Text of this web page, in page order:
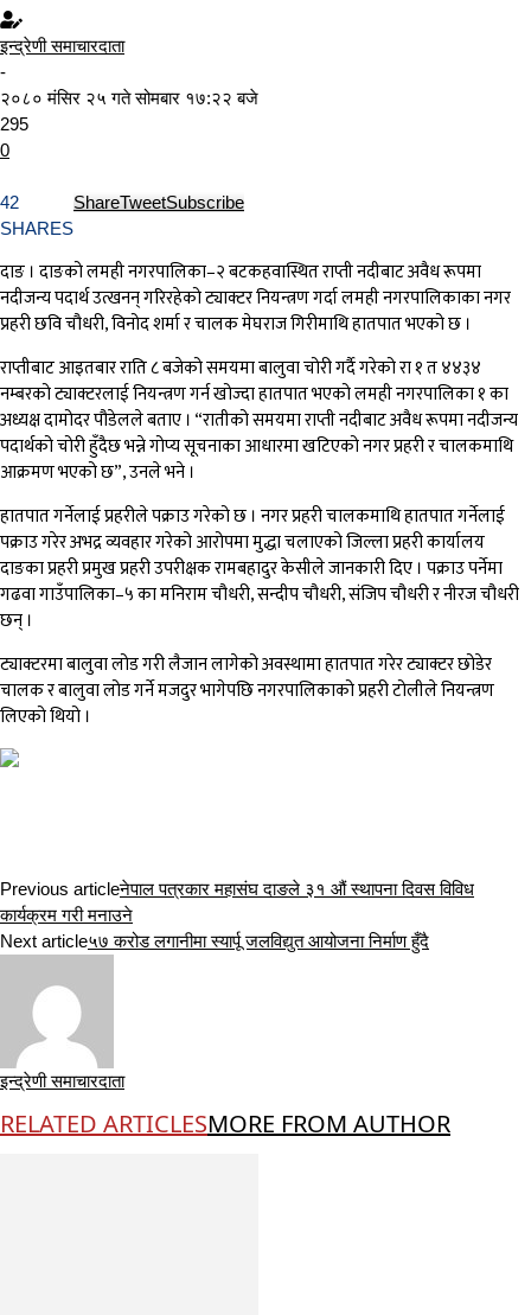
इन्द्रेणी समाचारदाता
-
२०८० मंसिर २५ गते सोमबार १७:२२ बजे
295
0
42
SHARES
ShareTweetSubscribe
दाङ । दाङको लमही नगरपालिका–२ बटकहवास्थित राप्ती नदीबाट अवैध रूपमा
नदीजन्य पदार्थ उत्खनन् गरिरहेको ट्याक्टर नियन्त्रण गर्दा लमही नगरपालिकाका नगर
प्रहरी छवि चौधरी, विनोद शर्मा र चालक मेघराज गिरीमाथि हातपात भएको छ ।
राप्तीबाट आइतबार राति ८ बजेको समयमा बालुवा चोरी गर्दै गरेको रा १ त ४४३४
नम्बरको ट्याक्टरलाई नियन्त्रण गर्न खोज्दा हातपात भएको लमही नगरपालिका १ का
अध्यक्ष दामोदर पौडेलले बताए । “रातीको समयमा राप्ती नदीबाट अवैध रूपमा नदीजन्य
पदार्थको चोरी हुँदैछ भन्ने गोप्य सूचनाका आधारमा खटिएको नगर प्रहरी र चालकमाथि
आक्रमण भएको छ”, उनले भने ।
हातपात गर्नेलाई प्रहरीले पक्राउ गरेको छ । नगर प्रहरी चालकमाथि हातपात गर्नेलाई
पक्राउ गरेर अभद्र व्यवहार गरेको आरोपमा मुद्धा चलाएको जिल्ला प्रहरी कार्यालय
दाङका प्रहरी प्रमुख प्रहरी उपरीक्षक रामबहादुर केसीले जानकारी दिए । पक्राउ पर्नेमा
गढवा गाउँपालिका–५ का मनिराम चौधरी, सन्दीप चौधरी, संजिप चौधरी र नीरज चौधरी
छन् ।
ट्याक्टरमा बालुवा लोड गरी लैजान लागेको अवस्थामा हातपात गरेर ट्याक्टर छोडेर
चालक र बालुवा लोड गर्ने मजदुर भागेपछि नगरपालिकाको प्रहरी टोलीले नियन्त्रण
लिएको थियो ।
Previous articleनेपाल पत्रकार महासंघ दाङले ३१ औं स्थापना दिवस विविध
कार्यक्रम गरी मनाउने
Next article५७ करोड लगानीमा स्यार्पू जलविद्युत आयोजना निर्माण हुँदै
इन्द्रेणी समाचारदाता
RELATED ARTICLESMORE FROM AUTHOR